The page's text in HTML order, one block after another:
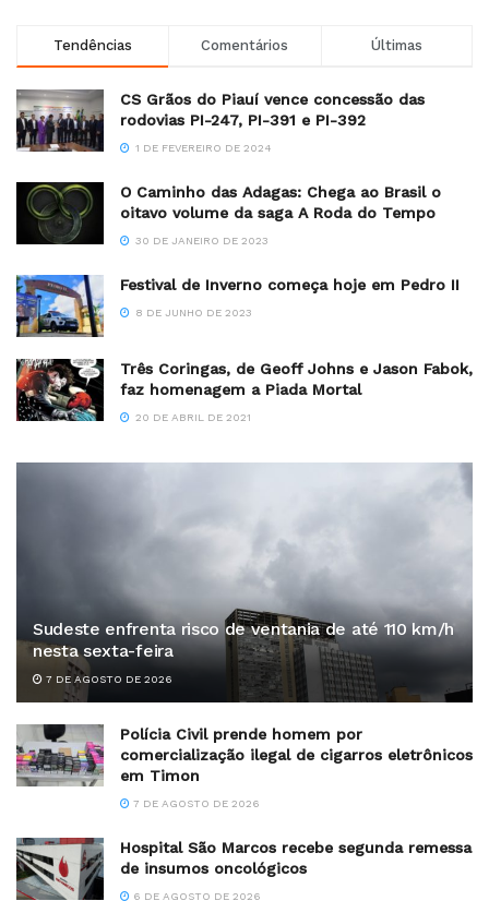
Tendências Comentários Últimas
CS Grãos do Piauí vence concessão das
rodovias PI-247, PI-391 e PI-392
1 DE FEVEREIRO DE 2024
O Caminho das Adagas: Chega ao Brasil o
oitavo volume da saga A Roda do Tempo
30 DE JANEIRO DE 2023
Festival de Inverno começa hoje em Pedro II
8 DE JUNHO DE 2023
Três Coringas, de Geoff Johns e Jason Fabok,
faz homenagem a Piada Mortal
20 DE ABRIL DE 2021
Sudeste enfrenta risco de ventania de até 110 km/h
nesta sexta-feira
7 DE AGOSTO DE 2026
Polícia Civil prende homem por
comercialização ilegal de cigarros eletrônicos
em Timon
7 DE AGOSTO DE 2026
Hospital São Marcos recebe segunda remessa
de insumos oncológicos
6 DE AGOSTO DE 2026